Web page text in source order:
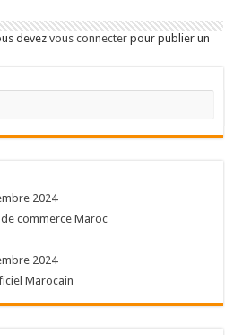
devezvous connecter pour publier un
2024
commerce Maroc
2024
Marocain